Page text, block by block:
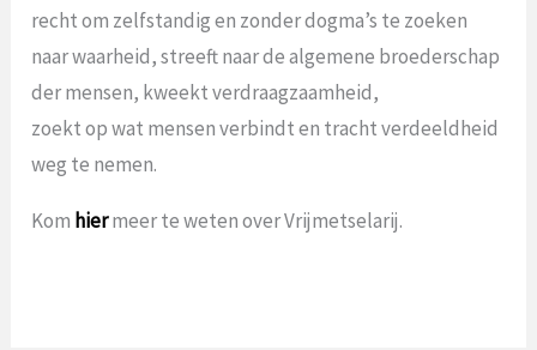
recht om zelfstandig en zonder dogma’s te zoeken
naar waarheid, streeft naar de algemene broederschap
der mensen, kweekt verdraagzaamheid,
zoekt op wat mensen verbindt en tracht verdeeldheid
weg te nemen.
Kom hiermeer te weten over Vrijmetselarij.